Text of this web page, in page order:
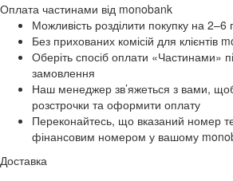
Оплата частинами від monobank
Можливість розділити покупку на 2–6
Без прихованих комісій для клієнтів
Оберіть спосіб оплати «Частинами»
замовлення
Наш менеджер зв’яжеться з вами,
розстрочки та оформити оплату
Переконайтесь, що вказаний номер
фінансовим номером у вашому
Доставка